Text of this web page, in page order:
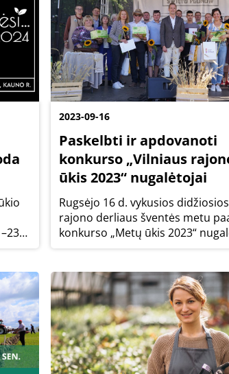
2023-09-16
Paskelbti ir apdovanoti
konkurso „Vilniaus
ūkis 2023“ nugalėtojai
Rugsėjo 16 d. vykusios
rajono derliaus šventės metu
konkurso „Metų ūkis 2023“
kurie už savo iniciatyvumą,
efektyvią veiklą buvo įvertinti ir
apdovanoti...